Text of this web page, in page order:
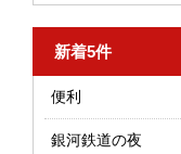
新着5件
便利
銀河鉄道の夜